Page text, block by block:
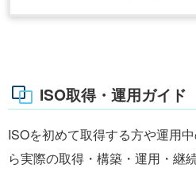
ISO取得・運用ガイド
ISOを初めて取得する方や運用
ら実際の取得・構築・運用・継